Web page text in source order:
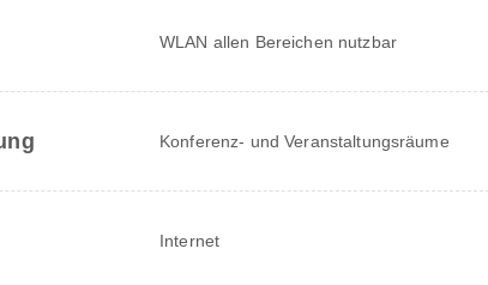
WLAN allen Bereichen nutzbar
Konferenz- und Veranstaltungsräume
Internet